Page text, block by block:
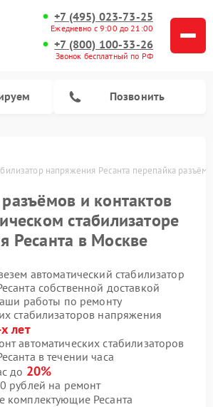
+7 (495) 023-73-25
Ежедневно с 9:00 до 21:00
+7 (800) 100-33-26
Звонок бесплатный по РФ
Позвонить
напряжения Ресанта перепайка
и контактов
стабилизаторе
Ресанта в Москве
автоматический стабилизатор
собственной доставкой
работы по ремонту
стабилизаторов напряжения
лет
автоматических стабилизаторов
в течении часа
до 20%
рублей на ремонт
комплектующие Ресанта